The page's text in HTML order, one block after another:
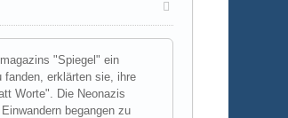
"Spiegel" ein
fanden, erklärten sie, ihre
Worte". Die Neonazis
begangen zu